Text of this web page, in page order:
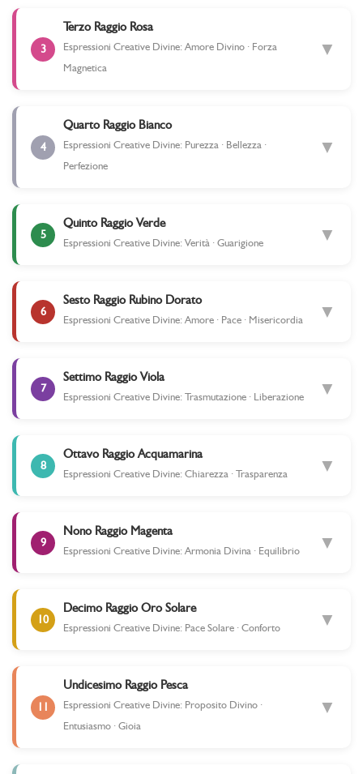
3
Terzo Raggio Rosa
Espressioni Creative Divine: Amore Divino · Forza
Magnetica
▼
4
Quarto Raggio Bianco
Espressioni Creative Divine: Purezza · Bellezza ·
Perfezione
▼
5
Quinto Raggio Verde
Espressioni Creative Divine: Verità · Guarigione ▼
6
Sesto Raggio Rubino Dorato
Espressioni Creative Divine: Amore · Pace · Misericordia ▼
7
Settimo Raggio Viola
Espressioni Creative Divine: Trasmutazione · Liberazione ▼
8
Ottavo Raggio Acquamarina
Espressioni Creative Divine: Chiarezza · Trasparenza ▼
9
Nono Raggio Magenta
Espressioni Creative Divine: Armonia Divina · Equilibrio ▼
10
Decimo Raggio Oro Solare
Espressioni Creative Divine: Pace Solare · Conforto ▼
11
Undicesimo Raggio Pesca
Espressioni Creative Divine: Proposito Divino ·
Entusiasmo · Gioia
▼